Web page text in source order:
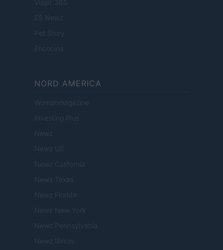
Viajar 365
ES Newz
Pet Story
Encocina
NORD AMERICA
Womanmagazine
Investing Plus
Newz
Newz US
Newz California
Newz Texas
Newz Florida
Newz New York
Newz Pennsylvania
Newz Illinois